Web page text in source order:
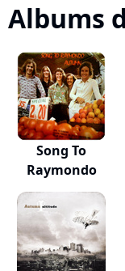
Albums
Song To
Raymondo